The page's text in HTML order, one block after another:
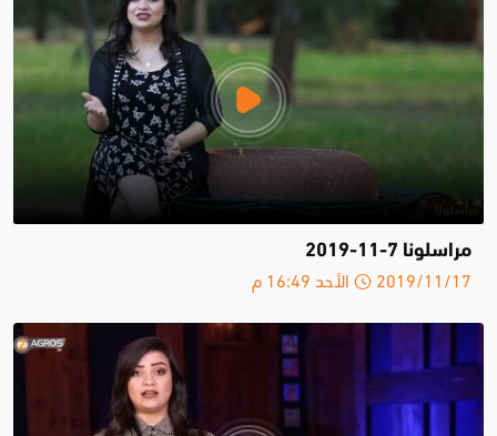
مراسلونا 7-11-2019
2019/11/17 الأحد 16:49 م